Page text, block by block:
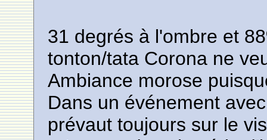
31 degrés à l'ombre et
tonton/tata Corona ne
Ambiance morose
Dans un événement
prévaut toujours sur le